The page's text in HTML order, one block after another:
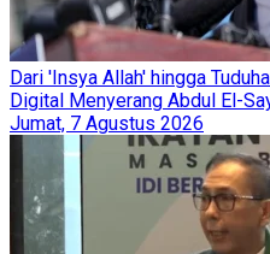
Dari 'Insya Allah' hingga
Digital Menyerang Abdul El-
Jumat, 7 Agustus 2026